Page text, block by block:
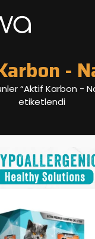
-
“Aktif Karbon -
etiketlendi